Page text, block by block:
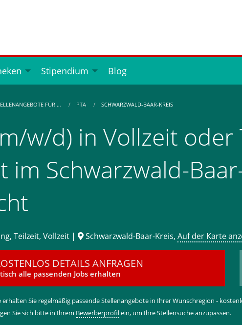
Stipendium Blog
FÜR … PTA SCHWARZWALD-BAAR-KREIS
w/d) in Vollzeit oder
im Schwarzwald-
Teilzeit, Vollzeit | Schwarzwald-Baar-Kreis, Auf der Karte
DETAILS ANFRAGEN
alle passenden Jobs erhalten
erhalten Sie regelmäßig passende Stellenangebote in Ihrer Wunschregion -
Sie sich bitte in Ihrem Bewerberprofilein, um Ihre Stellensuche anzupassen.